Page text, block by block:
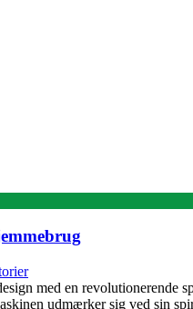
med en
udmærker sig ved sin